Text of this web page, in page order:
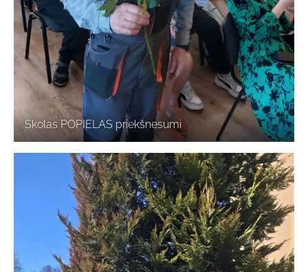
Skolas POPIELAS priekšnesumi